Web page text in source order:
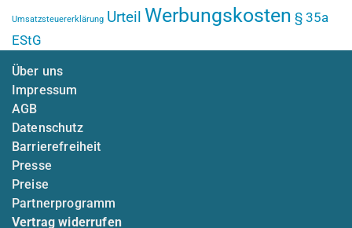
Umsatzsteuererklärung Urteil Werbungskosten § 35a
EStG
Über uns
Impressum
AGB
Datenschutz
Barrierefreiheit
Presse
Preise
Partnerprogramm
Vertrag widerrufen